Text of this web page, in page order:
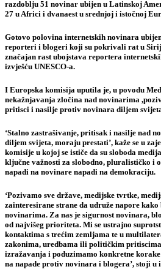
razdoblju 51 novinar ubijen u Latinskoj
27 u Africi i dvanaest u srednjoj i istočnoj
Gotovo polovina internetskih novinara
reporteri i blogeri koji su pokrivali rat u
značajan rast ubojstava reportera
izvješću UNESCO-a.
I Europska komisija uputila je, u povodu
nekažnjavanja zločina nad novinarima
pritisci i nasilje protiv novinara diljem
‘Stalno zastrašivanje, pritisak i nasilje nad
diljem svijeta, moraju prestati’, kaže se u
komisije u kojoj se ističe da su sloboda
ključne važnosti za slobodno, pluralističko i
napadi na novinare napadi na demokraciju.
‘Pozivamo sve države, medijske tvrtke,
zainteresirane strane da udruže napore
novinarima. Za nas je sigurnost novinara,
od najvišeg prioriteta. Mi se ustrajno
kontaktima s trećim zemljama te u
zakonima, uredbama ili političkim
izražavanja i poduzimamo konkretne
na napade protiv novinara i blogera’, stoji u